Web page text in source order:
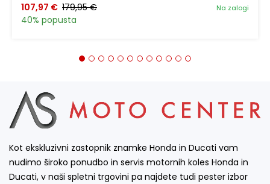
Na zalogi
107,97 € 179,95 €
40% popusta
Kot ekskluzivni zastopnik znamke Honda in Ducati vam
nudimo široko ponudbo in servis motornih koles Honda in
Ducati, v naši spletni trgovini pa najdete tudi pester izbor